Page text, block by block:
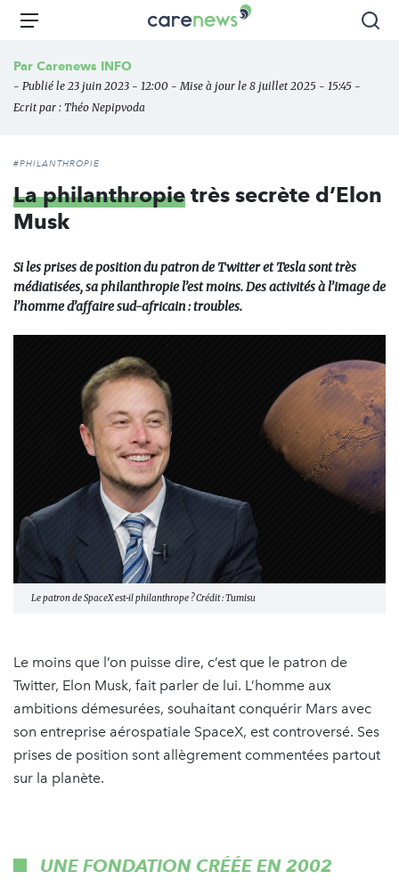
Aller
principal
Carenews,
des
Menu
Par Carenews INFO
- Publié le 23 juin 2023 - 12:00 - Mise à jour le 8 juillet 2025 - 15:45 -
Ecrit par : Théo Nepipvoda
#PHILANTHROPIE
La philanthropie très secrète d’Elon
Musk
Si les prises de position du patron de Twitter et Tesla sont très
médiatisées, sa philanthropie l’est moins. Des activités à l’image de
l’homme d’affaire sud-africain : troubles.
Le patron de SpaceX est-il philanthrope ? Crédit : Tumisu
Le moins que l’on puisse dire, c’est que le patron de
Twitter, Elon Musk, fait parler de lui. L’homme aux
ambitions démesurées, souhaitant conquérir Mars avec
son entreprise aérospatiale SpaceX, est controversé. Ses
prises de position sont allègrement commentées partout
sur la planète.
UNE FONDATION CRÉÉE EN 2002